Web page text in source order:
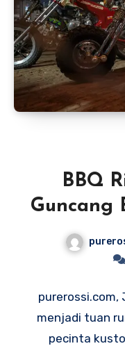
BBQ
Guncang
Kustom
purerossi.com,
menjadi tuan
pecinta